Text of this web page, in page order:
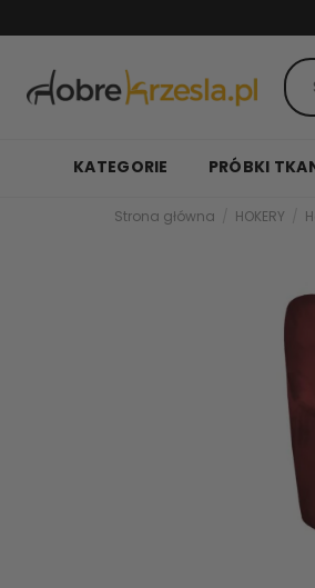
KATEGORIE PRÓBKI
Strona główna HOKERY